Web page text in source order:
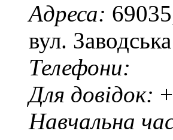
Адреса:
вул.
Телефони:
Для довідок:
Навчальна